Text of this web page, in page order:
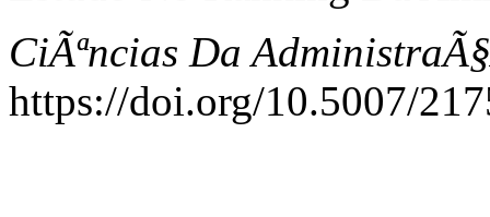
CiÃªncias Da
https://doi.org/10.5007/